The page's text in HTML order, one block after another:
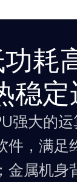
耗
稳
强大的
件，满足
金属机身